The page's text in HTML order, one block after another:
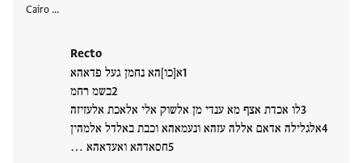
Cairo …
Recto
א[כו]הא נחמן געל פדאהא
בשמ רחמ
לו אכדת אצף מא ענדי מן אלשוק אלי אלאכת אלעזיזה
אלגלילה אדאם אללה עזהא ונעמאהא וכבת באלדל אלמהין
חסאדהא ואעדאהא …